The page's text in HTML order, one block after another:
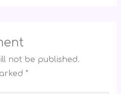
not be published.
*